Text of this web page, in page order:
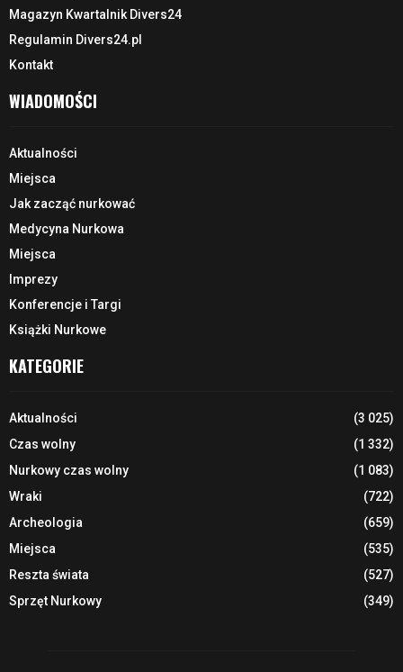
Magazyn Kwartalnik Divers24
Regulamin Divers24.pl
Kontakt
WIADOMOŚCI
Aktualności
Miejsca
Jak zacząć nurkować
Medycyna Nurkowa
Miejsca
Imprezy
Konferencje i Targi
Książki Nurkowe
KATEGORIE
Aktualności
(3 025)
Czas wolny
(1 332)
Nurkowy czas wolny
(1 083)
Wraki
(722)
Archeologia
(659)
Miejsca
(535)
Reszta świata
(527)
Sprzęt Nurkowy
(349)